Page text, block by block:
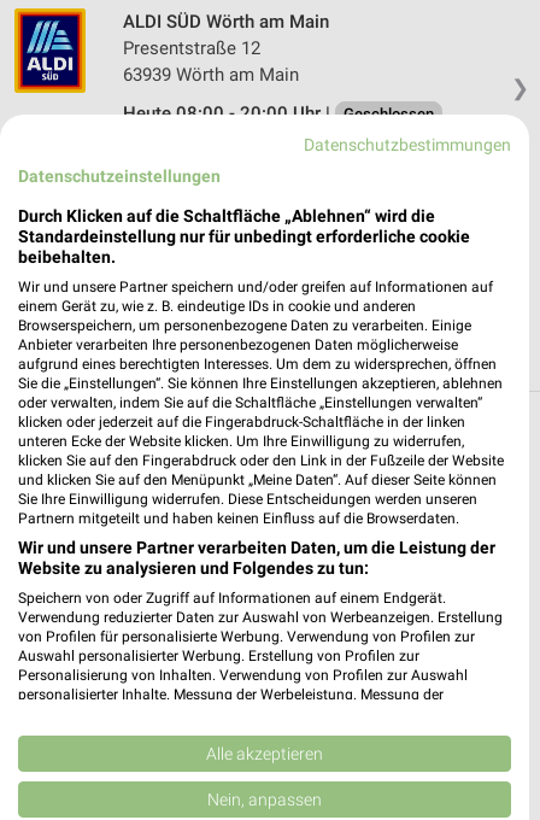
❯
ALDI SÜD Wörth am Main
Presentstraße 12
63939 Wörth am Main
Heute 08:00 - 20:00 Uhr | Geschlossen
423,71 km • Angebote: 6 Prospekte
Lidl Wörth
Presentstraße 22
63939 Wörth
Heute 07:00 - 20:00 Uhr | Geschlossen
423,62 km • Angebote: 2 Prospekte
Discounter Angebote und Prospekte für
Breuberg
16 Prospekte
Lidl PENNY
Datenschutzbestimmungen
Datenschutzeinstellungen
Durch Klicken auf die Schaltfläche „Ablehnen“ wird die
Standardeinstellung nur für unbedingt erforderliche cookie
beibehalten.
Wir und unsere Partner speichern und/oder greifen auf Informationen auf
einem Gerät zu, wie z. B. eindeutige IDs in cookie und anderen
Browserspeichern, um personenbezogene Daten zu verarbeiten. Einige
Anbieter verarbeiten Ihre personenbezogenen Daten möglicherweise
aufgrund eines berechtigten Interesses. Um dem zu widersprechen, öffnen
Sie die „Einstellungen“. Sie können Ihre Einstellungen akzeptieren, ablehnen
oder verwalten, indem Sie auf die Schaltfläche „Einstellungen verwalten“
klicken oder jederzeit auf die Fingerabdruck-Schaltfläche in der linken
unteren Ecke der Website klicken. Um Ihre Einwilligung zu widerrufen,
klicken Sie auf den Fingerabdruck oder den Link in der Fußzeile der Website
und klicken Sie auf den Menüpunkt „Meine Daten“. Auf dieser Seite können
Sie Ihre Einwilligung widerrufen. Diese Entscheidungen werden unseren
Partnern mitgeteilt und haben keinen Einfluss auf die Browserdaten.
Wir und unsere Partner verarbeiten Daten, um die Leistung der
Website zu analysieren und Folgendes zu tun:
Speichern von oder Zugriff auf Informationen auf einem Endgerät.
Verwendung reduzierter Daten zur Auswahl von Werbeanzeigen. Erstellung
von Profilen für personalisierte Werbung. Verwendung von Profilen zur
Auswahl personalisierter Werbung. Erstellung von Profilen zur
Personalisierung von Inhalten. Verwendung von Profilen zur Auswahl
personalisierter Inhalte. Messung der Werbeleistung. Messung der
Kombinationen von Daten aus verschiedenen Quellen. Entwicklung und
Verbesserung der Angebote. Verwendung reduzierter Daten zur Auswahl
von Inhalten.
Daten können außerhalb der Europäischen Union weitergegeben und in die
Alle akzeptieren
Nein, anpassen